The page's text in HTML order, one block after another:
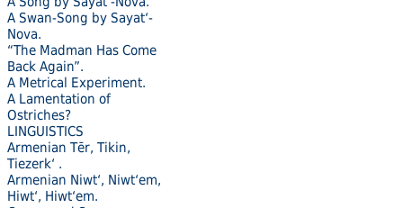
A Swan-Song by Sayat‘-
Nova.
“The Madman Has Come
Back Again”.
A Metrical Experiment.
A Lamentation of
Ostriches?
LINGUISTICS
Armenian Tēr, Tikin,
Tiezerk‘ .
Armenian Niwt‘, Niwt‘em,
Hiwt‘, Hiwt‘em.